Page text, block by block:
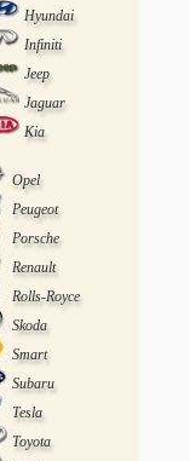
Hyundai
Infiniti
Jeep
Jaguar
Kia
Opel
Peugeot
Porsche
Renault
Rolls-Royce
Skoda
Smart
Subaru
Tesla
Toyota